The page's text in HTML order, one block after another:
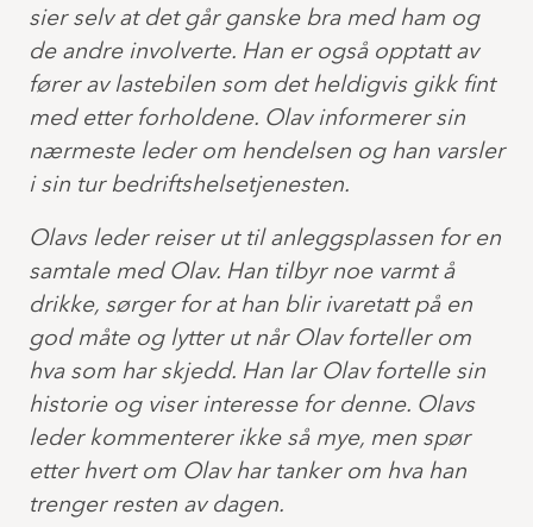
sier selv at det går ganske bra med ham og
de andre involverte. Han er også opptatt av
fører av lastebilen som det heldigvis gikk fint
med etter forholdene. Olav informerer sin
nærmeste leder om hendelsen og han varsler
i sin tur bedriftshelsetjenesten.
Olavs leder reiser ut til anleggsplassen for en
samtale med Olav. Han tilbyr noe varmt å
drikke, sørger for at han blir ivaretatt på en
god måte og lytter ut når Olav forteller om
hva som har skjedd. Han lar Olav fortelle sin
historie og viser interesse for denne. Olavs
leder kommenterer ikke så mye, men spør
etter hvert om Olav har tanker om hva han
trenger resten av dagen.